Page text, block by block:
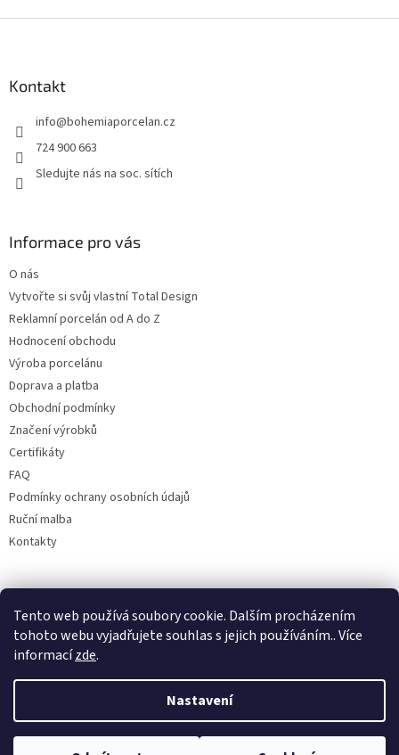
Tento web používá soubory cookie. Dalším procházením
tohoto webu vyjadřujete souhlas s jejich používáním.. Více
informacízde.
Nastavení
Kontakt
info@bohemiaporcelan.cz
724 900 663
Sledujte nás na soc. sítích
Informace pro vás
O nás
Vytvořte si svůj vlastní Total Design
Reklamní porcelán od A do Z
Hodnocení obchodu
Výroba porcelánu
Doprava a platba
Obchodní podmínky
Značení výrobků
Certifikáty
FAQ
Podmínky ochrany osobních údajů
Ruční malba
Kontakty
Facebook